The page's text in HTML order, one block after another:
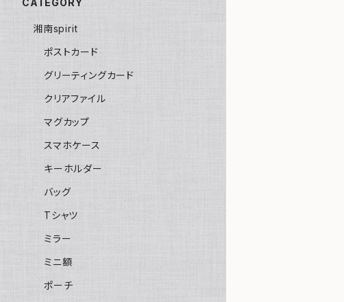
CATEGORY
湘南spirit
ポストカード
グリーティングカード
クリアファイル
マグカップ
スマホケース
キーホルダー
バッグ
Tシャツ
ミラー
ミニ額
ポーチ